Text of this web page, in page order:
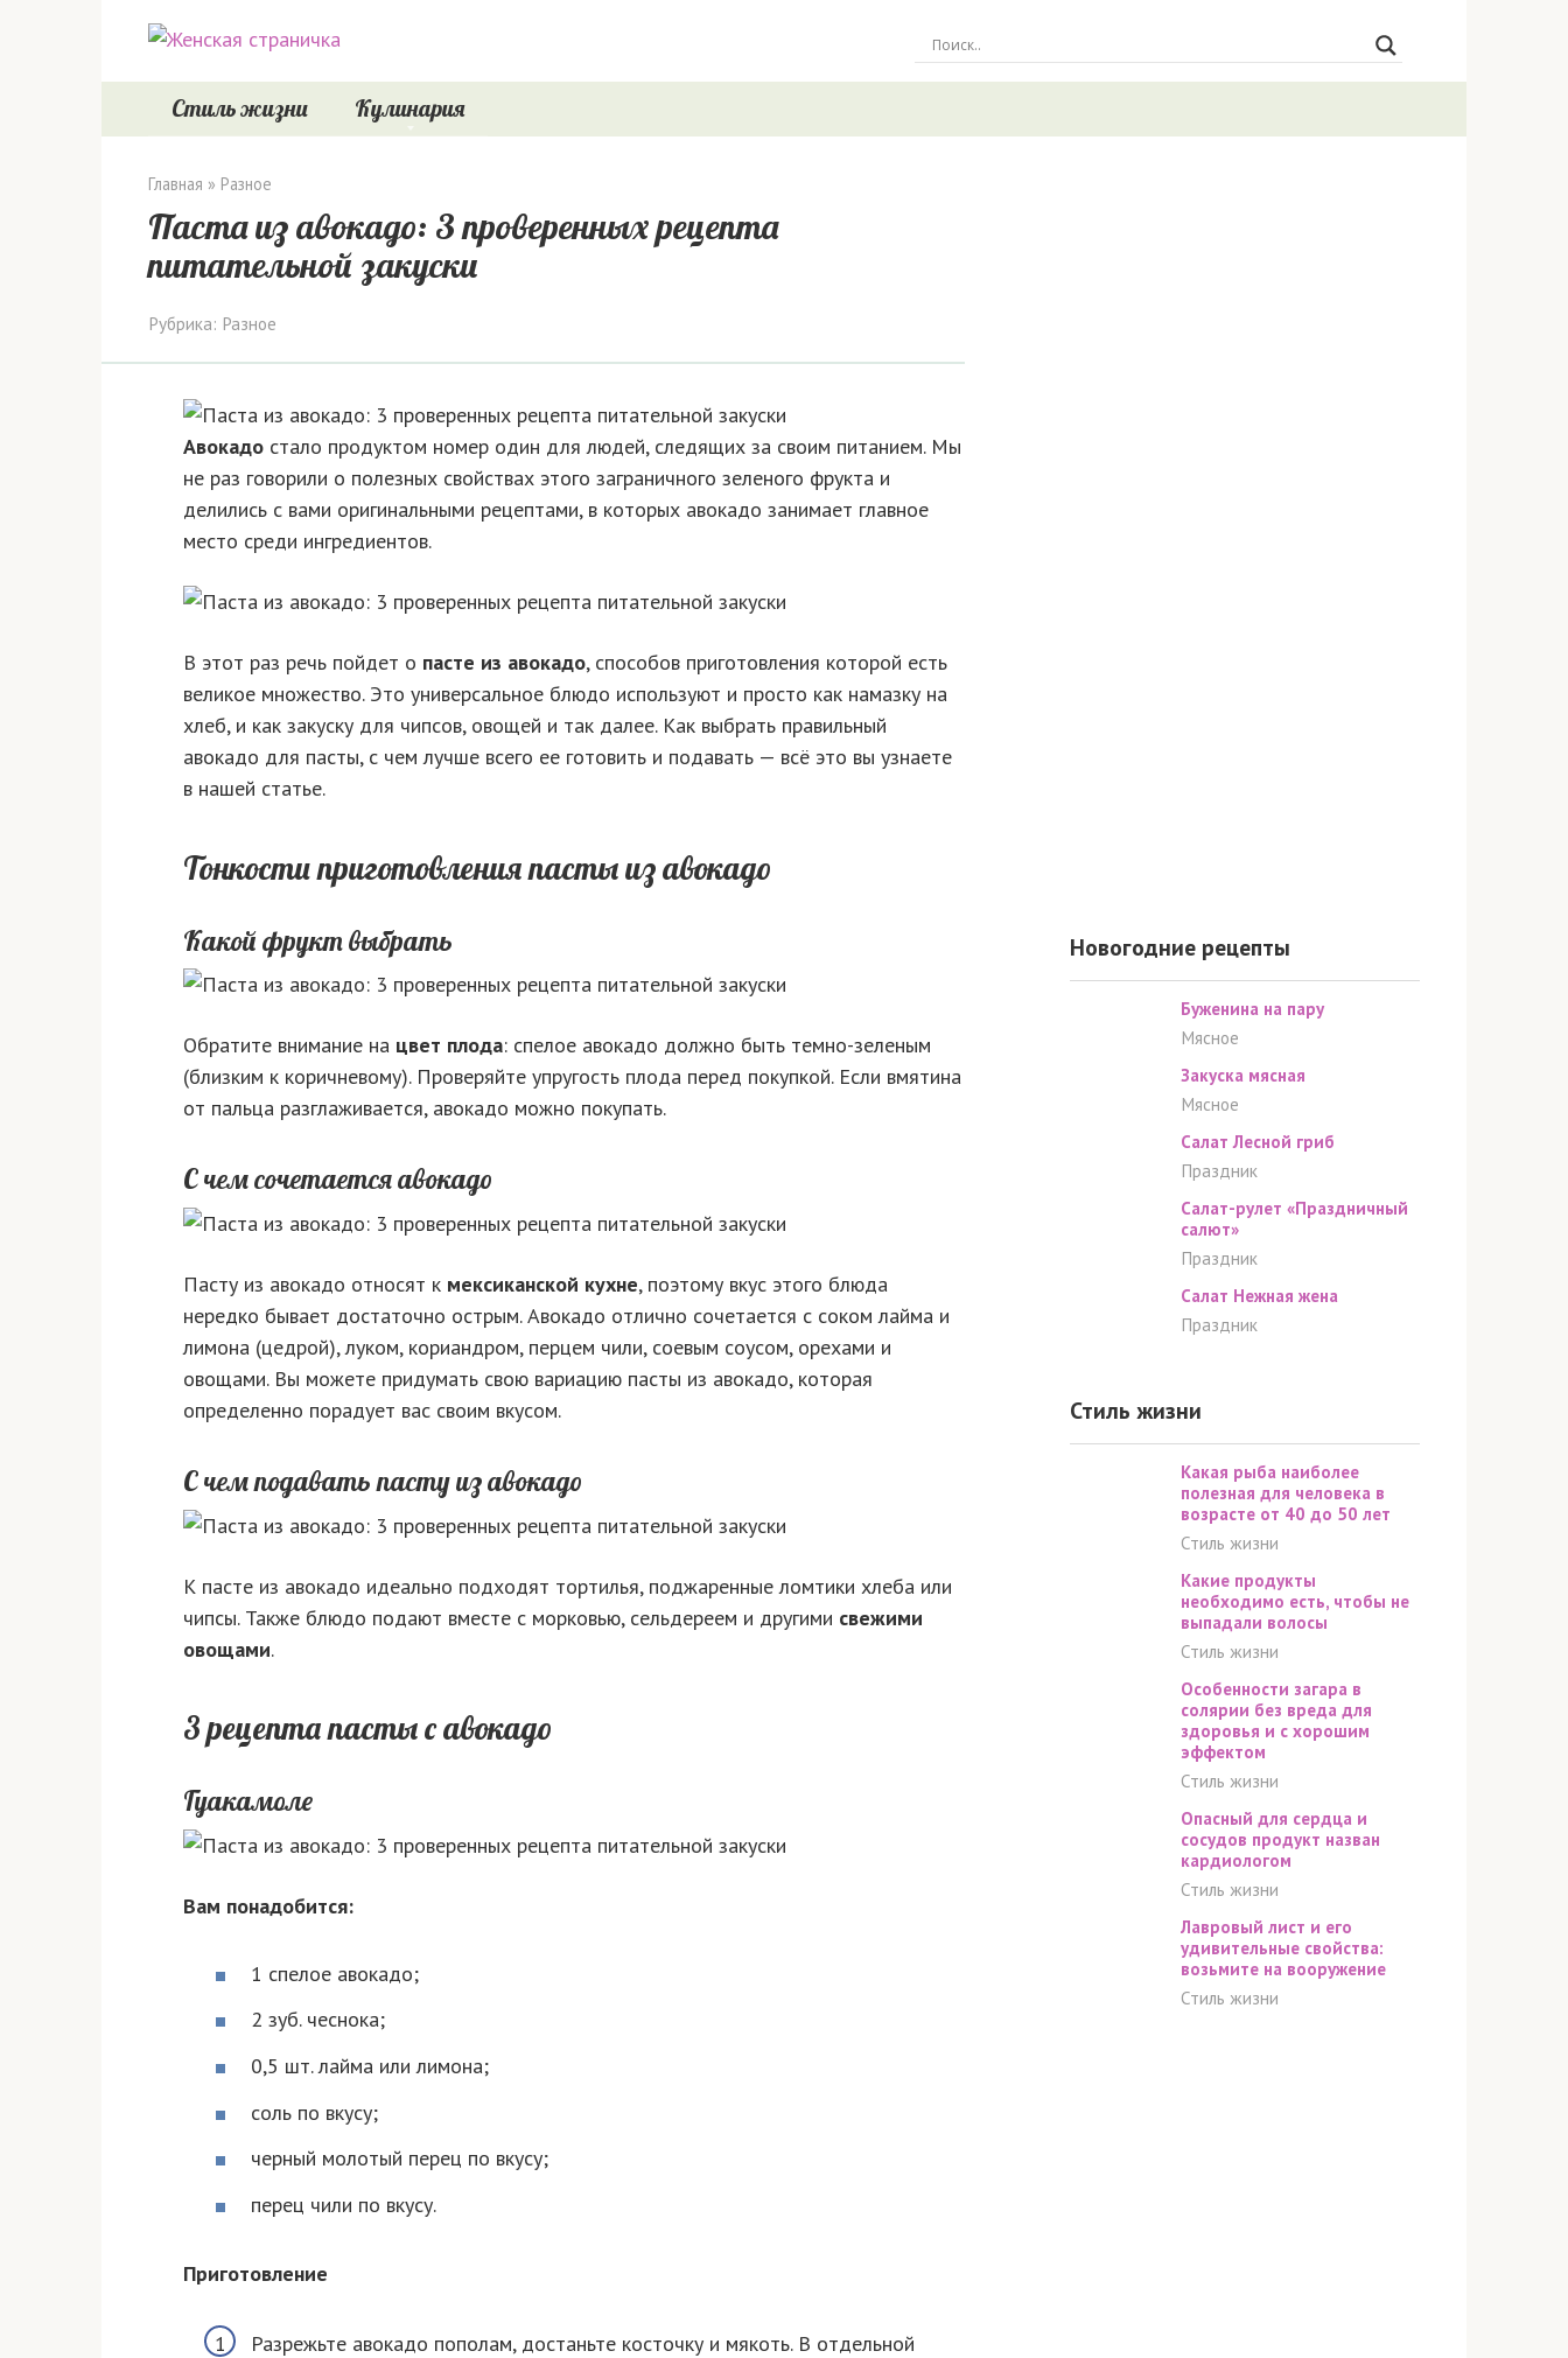
Стиль жизни Кулинария
Главная » Разное
Паста из авокадо: 3 проверенных рецепта
питательной закуски
Рубрика: Разное
Авокадо стало продуктом номер один для людей, следящих за своим питанием. Мы
не раз говорили о полезных свойствах этого заграничного зеленого фрукта и
делились с вами оригинальными рецептами, в которых авокадо занимает главное
место среди ингредиентов.
В этот раз речь пойдет о пасте из авокадо, способов приготовления которой есть
великое множество. Это универсальное блюдо используют и просто как намазку на
хлеб, и как закуску для чипсов, овощей и так далее. Как выбрать правильный
авокадо для пасты, с чем лучше всего ее готовить и подавать — всё это вы узнаете
в нашей статье.
Тонкости приготовления пасты из авокадо
Какой фрукт выбрать
Обратите внимание на цвет плода: спелое авокадо должно быть темно-зеленым
(близким к коричневому). Проверяйте упругость плода перед покупкой. Если вмятина
от пальца разглаживается, авокадо можно покупать.
С чем сочетается авокадо
Пасту из авокадо относят к мексиканской кухне, поэтому вкус этого блюда
нередко бывает достаточно острым. Авокадо отлично сочетается с соком лайма и
лимона (цедрой), луком, кориандром, перцем чили, соевым соусом, орехами и
овощами. Вы можете придумать свою вариацию пасты из авокадо, которая
определенно порадует вас своим вкусом.
С чем подавать пасту из авокадо
К пасте из авокадо идеально подходят тортилья, поджаренные ломтики хлеба или
чипсы. Также блюдо подают вместе с морковью, сельдереем и другими свежими
овощами.
3 рецепта пасты с авокадо
Гуакамоле
Вам понадобится:
1 спелое авокадо;
2 зуб. чеснока;
0,5 шт. лайма или лимона;
соль по вкусу;
черный молотый перец по вкусу;
перец чили по вкусу.
Приготовление
Разрежьте авокадо пополам, достаньте косточку и мякоть. В отдельной
Новогодние рецепты
Буженина на пару
Мясное
Закуска мясная
Мясное
Салат Лесной гриб
Праздник
Салат-рулет «Праздничный
салют»
Праздник
Салат Нежная жена
Праздник
Стиль жизни
Какая рыба наиболее
полезная для человека в
возрасте от 40 до 50 лет
Стиль жизни
Какие продукты
необходимо есть, чтобы не
выпадали волосы
Стиль жизни
Особенности загара в
солярии без вреда для
здоровья и с хорошим
эффектом
Стиль жизни
Опасный для сердца и
сосудов продукт назван
кардиологом
Стиль жизни
Лавровый лист и его
удивительные свойства:
возьмите на вооружение
Стиль жизни